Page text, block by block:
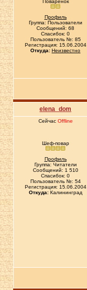
Поварёнок
Профиль
Группа: Пользователи
Сообщений: 68
Спасибок: 0
Пользователь №: 85
Регистрация: 15.06.2004
Откуда: Неизвестно
elena_dom
Сейчас Offline
Шеф-повар
Профиль
Группа: Читатели
Сообщений: 1 510
Спасибок: 0
Пользователь №: 54
Регистрация: 15.06.2004
Откуда:Калининград